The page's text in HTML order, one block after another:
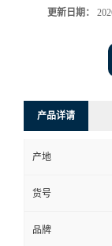
更新日期：
产品详请
产地
货号
品牌